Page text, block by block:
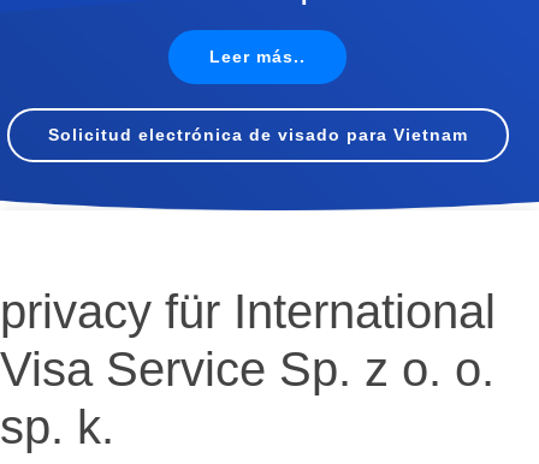
Leer más..
Solicitud electrónica de visado para Vietnam
privacy für International
Visa Service Sp. z o. o.
sp. k.